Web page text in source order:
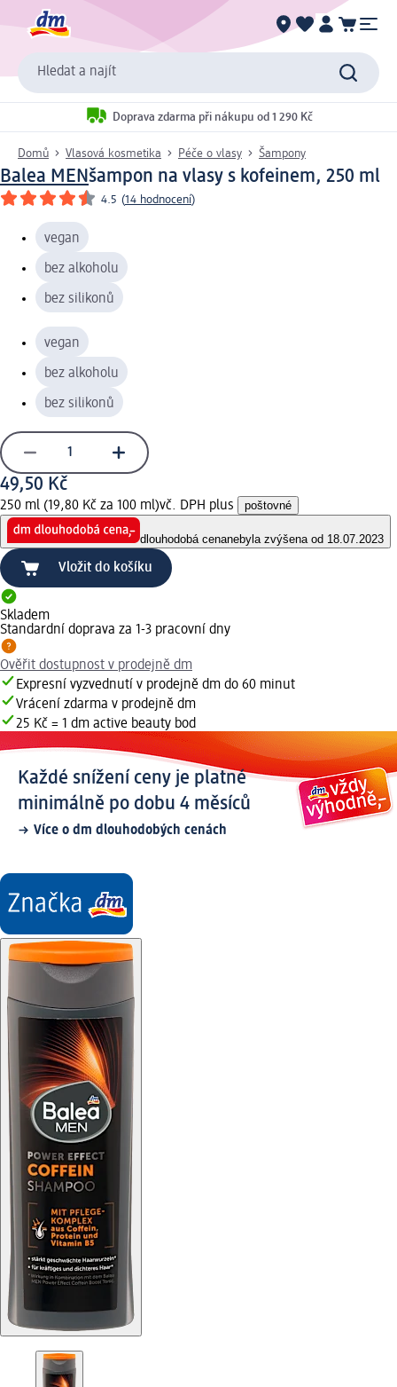
Hledat a najít
Doprava zdarma při nákupu od 1 290 Kč
Domů Vlasová kosmetika Péče o vlasy Šampony
Balea MENšampon na vlasy s kofeinem, 250 ml
4.5 (14 hodnocení)
vegan
bez alkoholu
bez silikonů
vegan
bez alkoholu
bez silikonů
49,50 Kč
250 ml (19,80 Kč za 100 ml)vč. DPH plus poštovné
dlouhodobá cenanebyla zvýšena od 18.07.2023
Vložit do košíku
Skladem
Standardní doprava za 1-3 pracovní dny
Ověřit dostupnost v prodejně dm
Expresní vyzvednutí v prodejně dm do 60 minut
Vrácení zdarma v prodejně dm
25 Kč = 1 dm active beauty bod
Každé snížení ceny je platné
minimálně po dobu 4 měsíců
Více o dm dlouhodobých cenách